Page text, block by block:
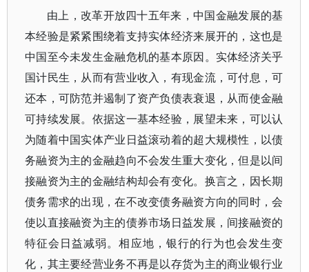
由上，改革开放四十五年来，中国金融发展的基
本经验是紧紧围绕着支持实体经济来展开的，这也是
中国至今未发生金融危机的基本原因。实体经济关乎
国计民生，从而有营业收入，有现金流，可付息，可
还本，可防范并遏制了资产负债表衰退，从而使金融
可持续发展。依据这一基本经验，展望未来，可以认
为随着中国实体产业日益滚动着的超大规模性，以债
务融资为主的金融趋向不会发生重大变化，但是以间
接融资为主的金融结构却会有变化。换言之，因长期
债务需求的出现，在不改变债务融资方向的同时，会
使以直接融资为主的债券市场日益发展，间接融资的
特征会日益减弱。相应地，银行的行为也会发生变
化，其主要经营业务不再是以存货为主的商业银行业